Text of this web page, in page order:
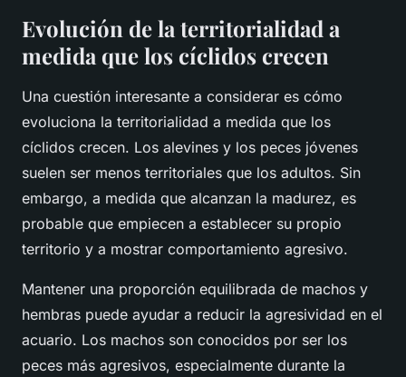
Evolución de la territorialidad a
medida que los cíclidos crecen
Una cuestión interesante a considerar es cómo
evoluciona la territorialidad a medida que los
cíclidos crecen. Los alevines y los peces jóvenes
suelen ser menos territoriales que los adultos. Sin
embargo, a medida que alcanzan la madurez, es
probable que empiecen a establecer su propio
territorio y a mostrar comportamiento agresivo.
Mantener una proporción equilibrada de machos y
hembras puede ayudar a reducir la agresividad en el
acuario. Los machos son conocidos por ser los
peces más agresivos, especialmente durante la